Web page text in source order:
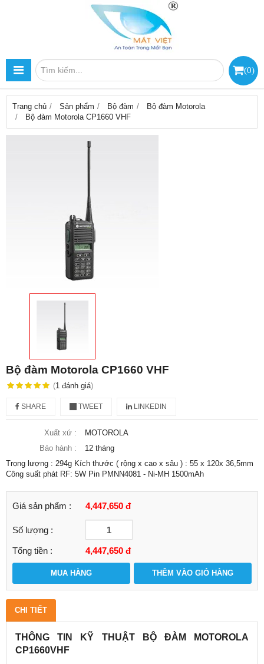
(0)
Trang chủ Sản phẩm Bộ đàm
Bộ đàm Motorola
Bộ đàm Motorola CP1660 VHF
Bộ đàm Motorola CP1660 VHF
(1 đánh giá)
SHARE TWEET LINKEDIN
Xuất xứ :
MOTOROLA
Bảo hành :
12 tháng
Trọng lượng : 294g Kích thước ( rộng x cao x sâu ) : 55 x 120x 36,5mm
Công suất phát RF: 5W Pin PMNN4081 - Ni-MH 1500mAh
Giá sản phẩm : 4,447,650 đ
Số lượng :
Tổng tiền : 4,447,650 đ
MUA HÀNG THÊM VÀO GIỎ HÀNG
CHI TIẾT
THÔNG TIN KỸ THUẬT BỘ ĐÀM MOTOROLA
CP1660VHF